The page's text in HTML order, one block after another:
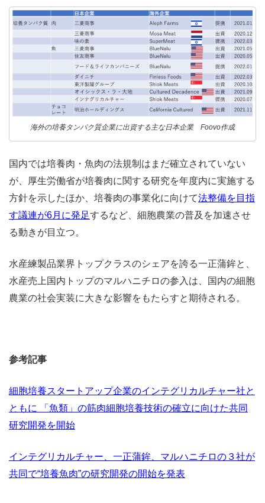
海外の培養タンパク質企業に出資する主な日本企業 Foovo作成
国内では培養肉・魚肉の法規制はまだ確立されていない
が、厚生労働省が培養肉に関する研究を年度内に実施する
方針を示したほか、培養肉の事業化に向けて法整備を目指
す議連が6月に発足するなど、細胞農業の普及を加速させ
る動きが目立つ。
水産練製品業界トップクラスのシェアを誇る一正蒲鉾と、
水産売上国内トップのマルハニチロの参入は、国内の細胞
農業の社会実装に大きな影響をもたらすと期待される。
参考記事
細胞培養スタートアップ企業のインテグリカルチャー社と
ともに 「魚類」の筋肉細胞培養技術の確立に向けた共同
研究開発を開始
インテグリカルチャー、一正蒲鉾、マルハニチロの３社が
共同で“培養魚肉”の研究開発の開始を発表